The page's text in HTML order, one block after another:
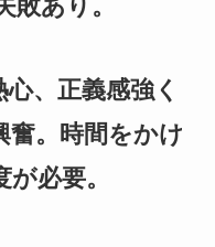
あり。
正義感強く
奮。時間をかけ
必要。